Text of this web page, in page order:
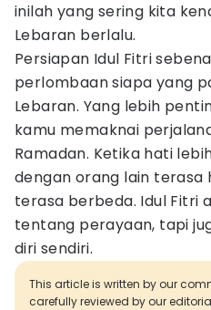
inilah yang sering kita
Lebaran berlalu.
Persiapan Idul Fitri
perlombaan siapa yang
Lebaran. Yang lebih
kamu memaknai
Ramadan. Ketika hati
dengan orang lain terasa
terasa berbeda. Idul Fitri
tentang perayaan, tapi
diri sendiri.
This article is written by our
carefully reviewed by our